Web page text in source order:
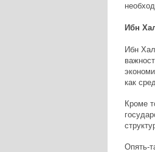
Ибн
Ибн
как
Кроме
Опять-